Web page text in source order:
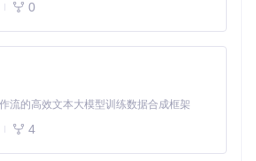
PhysicalAddress) ->
-> Result<f32,
寄存器
= READ_REGISTER(mmio_base +
氏度
0
流的高效文本大模型训练数据合成框架
4